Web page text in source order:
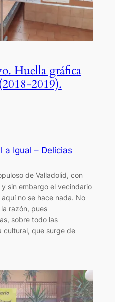
Huella gráfica
2019).
a Igual – Delicias
de Valladolid, con
sin embargo el vecindario
no se hace nada. No
razón, pues
sobre todo las
cultural, que surge de